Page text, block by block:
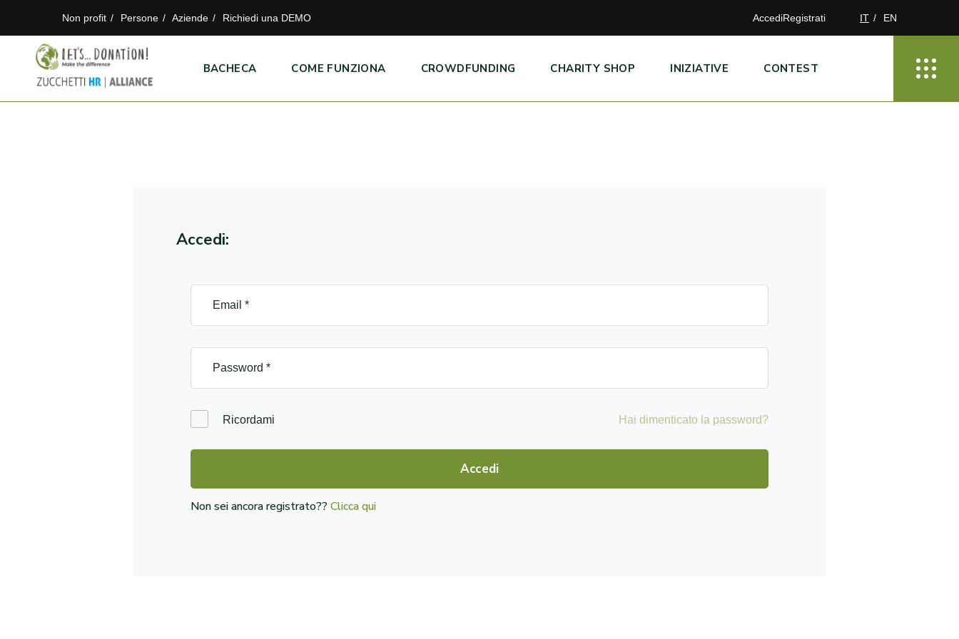
Non profit Persone Aziende Richiedi una DEMO AccediRegistrati IT EN
BACHECA COME FUNZIONA CROWDFUNDING CHARITY SHOP INIZIATIVE CONTEST
Accedi:
Ricordami Hai dimenticato la password?
Accedi
Non sei ancora registrato??Clicca qui